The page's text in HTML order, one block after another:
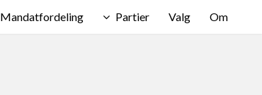
Mandatfordeling Partier Valg Om